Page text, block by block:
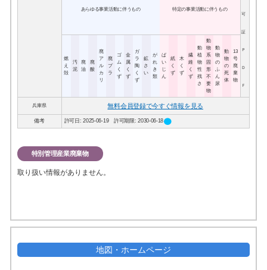
あらゆる事業活動に伴うもの 特定の事業活動に伴うもの
可
証
Ｐ
Ｄ
Ｆ
燃
え
殻
汚
泥
廃
油
廃
酸
廃
ア
ル
カ
リ
廃
プ
ラ
ゴ
ム
く
ず
金
属
く
ず
ガ
ラ
陶
く
ず
鉱
さ
い
が
れ
き
類
ば
い
じ
ん
紙
く
ず
木
く
ず
繊
維
く
ず
動
植
物
性
残
さ
動
物
系
固
形
不
要
物
動
物
の
ふ
ん
尿
動
物
の
死
体
13
号
廃
棄
物
兵庫県 無料会員登録で今すぐ情報を見る
備考 許可日: 2025-06-19 許可期限: 2030-06-18circle
特別管理産業廃棄物
取り扱い情報がありません。
地図・ホームページ